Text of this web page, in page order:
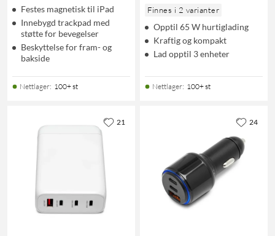
Festes magnetisk til iPad
Innebygd trackpad med
støtte for bevegelser
Beskyttelse for fram- og
bakside
Nettlager: 100+ st
Finnes i 2 varianter
Opptil 65 W hurtiglading
Kraftig og kompakt
Lad opptil 3 enheter
Nettlager: 100+ st
21 24